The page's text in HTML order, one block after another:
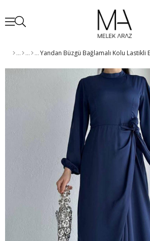
Yandan Büzgü Bağlamalı Kolu Lastikli